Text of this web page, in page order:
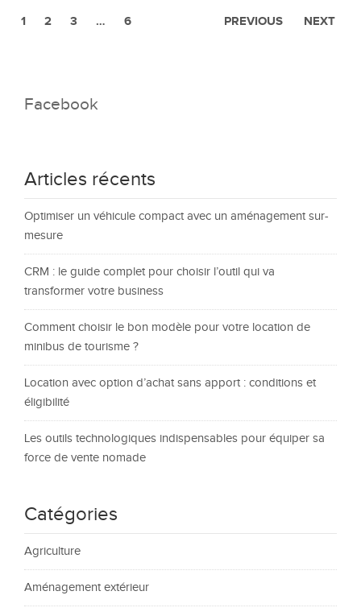
PREVIOUS
1 2 3 … 6 NEXT
Facebook
Articles récents
Optimiser un véhicule compact avec un aménagement sur-
mesure
CRM : le guide complet pour choisir l’outil qui va
transformer votre business
Comment choisir le bon modèle pour votre location de
minibus de tourisme ?
Location avec option d’achat sans apport : conditions et
éligibilité
Les outils technologiques indispensables pour équiper sa
force de vente nomade
Catégories
Agriculture
Aménagement extérieur